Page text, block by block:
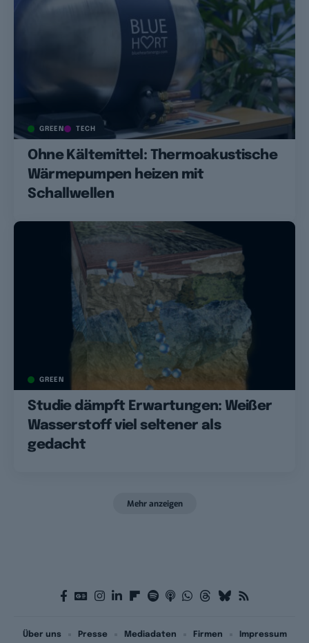
GREEN TECH
Ohne Kältemittel: Thermoakustische
Wärmepumpen heizen mit
Schallwellen
GREEN
Studie dämpft Erwartungen: Weißer
Wasserstoff viel seltener als
gedacht
Mehr anzeigen
Über uns Presse Mediadaten Firmen Impressum